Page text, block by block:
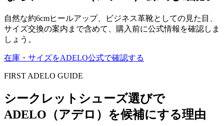
自然な約6cmヒールアップ、ビジネス革靴としての見た目、
サイズ交換の案内まで含めて、購入前に公式情報を確認しま
しょう。
在庫・サイズをADELO公式で確認する
FIRST ADELO GUIDE
シークレットシューズ選びで
ADELO（アデロ）を候補にする理由